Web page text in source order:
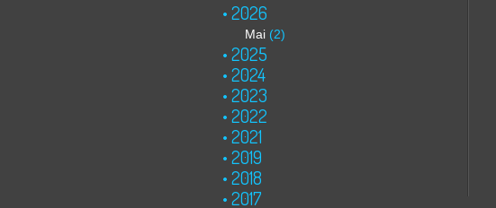
2026
Mai (2)
2025
2024
2023
2022
2021
2019
2018
2017